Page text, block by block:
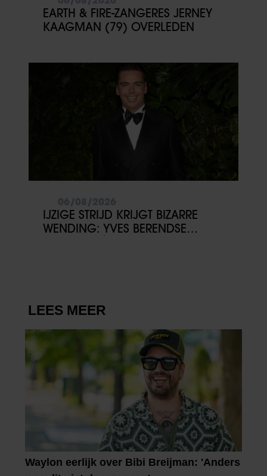
EARTH & FIRE-ZANGERES JERNEY
KAAGMAN (79) OVERLEDEN
IJZIGE STRIJD KRIJGT BIZARRE
WENDING: YVES BERENDSE